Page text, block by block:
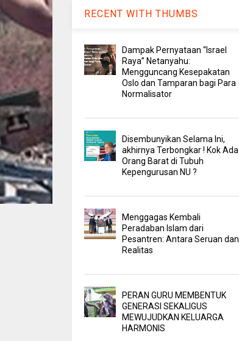
RECENT WITH THUMBS
Dampak Pernyataan “Israel
Raya” Netanyahu:
Mengguncang Kesepakatan
Oslo dan Tamparan bagi Para
Normalisator
Disembunyikan Selama Ini,
akhirnya Terbongkar ! Kok Ada
Orang Barat di Tubuh
Kepengurusan NU ?
Menggagas Kembali
Peradaban Islam dari
Pesantren: Antara Seruan dan
Realitas
PERAN GURU MEMBENTUK
GENERASI SEKALIGUS
MEWUJUDKAN KELUARGA
HARMONIS